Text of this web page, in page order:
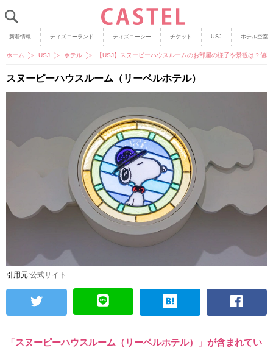
新着情報 ディズニーランド ディズニーシー チケット USJ ホテル空室
ホーム USJ ホテル 【USJ】スヌーピーハウスルームのお部屋の様子や景観は？値
スヌーピーハウスルーム（リーベルホテル）
引用元:公式サイト
「スヌーピーハウスルーム（リーベルホテル）」が含まれてい